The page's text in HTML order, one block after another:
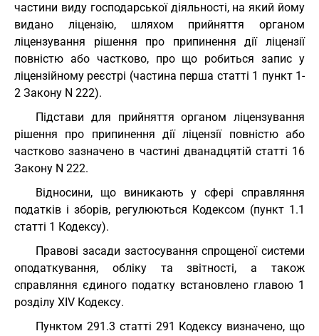
частини виду господарської діяльності, на який йому
видано ліцензію, шляхом прийняття органом
ліцензування рішення про припинення дії ліцензії
повністю або частково, про що робиться запис у
ліцензійному реєстрі (частина перша статті 1 пункт 1-
2 Закону N 222).
Підстави для прийняття органом ліцензування
рішення про припинення дії ліцензії повністю або
частково зазначено в частині дванадцятій статті 16
Закону N 222.
Відносини, що виникають у сфері справляння
податків і зборів, регулюються Кодексом (пункт 1.1
статті 1 Кодексу).
Правові засади застосування спрощеної системи
оподаткування, обліку та звітності, а також
справляння єдиного податку встановлено главою 1
розділу XIV Кодексу.
Пунктом 291.3 статті 291 Кодексу визначено, що